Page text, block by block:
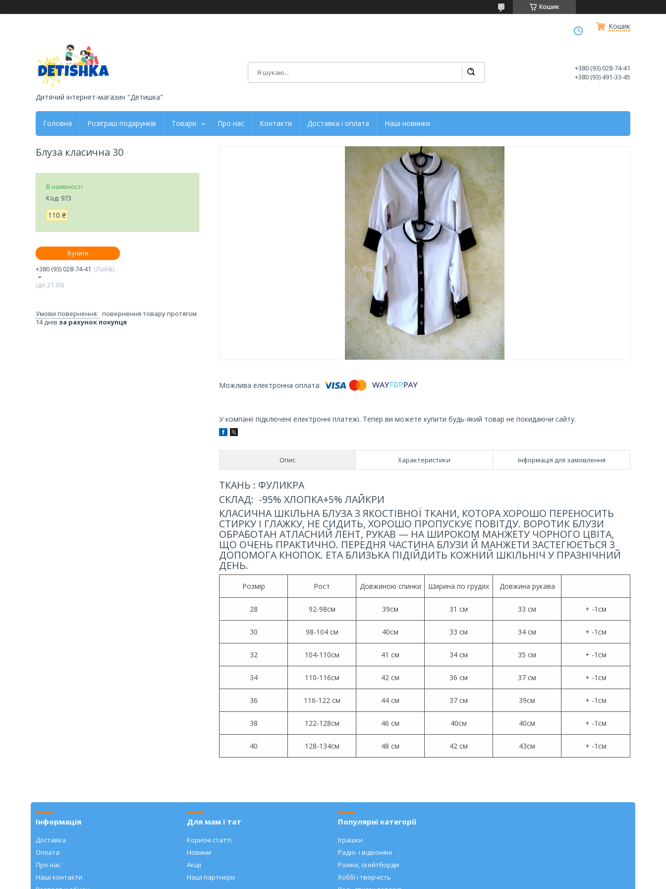
Кошик
Кошик
Дитячий інтернет-магазин "Детишка"
+380 (93) 028-74-41
+380 (93) 491-33-45
Головна Розіграш подарунків Товари Про нас Контакти Доставка і оплата Наші новинки
У компанії підключені електронні платежі. Тепер ви можете купити будь-який товар не покидаючи сайту.
Опис Характеристики Інформація для замовлення
ТКАНЬ : ФУЛИКРА
СКЛАД: -95% ХЛОПКА+5% ЛАЙКРИ
КЛАСИЧНА ШКІЛЬНА БЛУЗА З ЯКОСТІВНОЇ ТКАНИ, КОТОРА ХОРОШО ПЕРЕНОСИТЬ
СТИРКУ І ГЛАЖКУ, НЕ СИДИТЬ, ХОРОШО ПРОПУСКУЄ ПОВІТДУ. ВОРОТИК БЛУЗИ
ОБРАБОТАН АТЛАСНИЙ ЛЕНТ, РУКАВ — НА ШИРОКОМ МАНЖЕТУ ЧОРНОГО ЦВІТА,
ЩО ОЧЕНЬ ПРАКТИЧНО. ПЕРЕДНЯ ЧАСТИНА БЛУЗИ Й МАНЖЕТИ ЗАСТЕГЮЄТЬСЯ З
ДОПОМОГА КНОПОК. ЕТА БЛИЗЬКА ПІДІЙДИТЬ КОЖНИЙ ШКІЛЬНІЧ У ПРАЗНІЧНИЙ
ДЕНЬ.
Розмір Рост Довжиною спинки Ширина по грудях Довжина рукава
28 92-98см 39см 31 см 33 см + -1см
30 98-104 см 40см 33 см 34 см + -1см
32 104-110см 41 см 34 см 35 см + -1см
34 110-116см 42 см 36 см 37 см + -1см
36 116-122 см 44 см 37 см 39см + -1см
38 122-128см 46 см 40см 40см + -1см
40 128-134см 48 см 42 см 43см + -1см
Блуза класична 30
В наявності
Код: 973
110 ₴
Купити
+380 (93) 028-74-41
Лайф
(до 21.00)
повернення товару протягом
14 днів за рахунок покупця
Інформація
Доставка
Оплата
Про нас
Наші контакти
Для мам і тат
Корисні статті
Новини
Акції
Наші партнери
Популярні категорії
Іграшки
Радіо- і відеоняні
Роліки, скейтборди
Хоббі і творчість